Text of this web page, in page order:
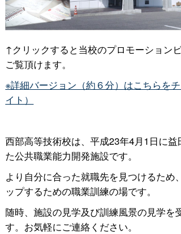
↑クリックすると当校のプロモーション
ご覧頂けます。
※詳細バージョン（約６分）はこちらを
イト）
西部高等技術校は、平成23年4月1日に益
た公共職業能力開発施設です。
より自分に合った就職先を見つけるため
ップするための職業訓練の場です。
随時、施設の見学及び訓練風景の見学を
す。お気軽にご連絡ください。